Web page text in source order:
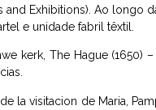
and Exhibitions). Ao longo
e unidade fabril têxtil.
kerk, The Hague (1650)
la visitacion de Maria,